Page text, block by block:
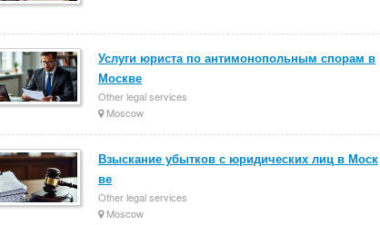
Услуги юриста по антимонопольным спорам в
Москве
Other legal services
Moscow
Взыскание убытков с юридических лиц в Моск
ве
Other legal services
Moscow